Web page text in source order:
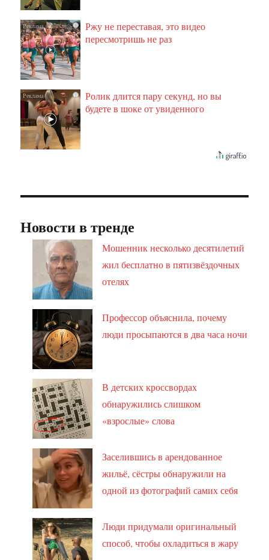
i
Ржу не переставая, это видео
пересмотришь не раз
i
Ролик длится пару секунд, но вы
будете в шоке от увиденного
Новости в тренде
Мошенник несколько десятилетий
жил бесплатно в пятизвёздочных
отелях
Профессор объяснила, почему
люди просыпаются в два часа ночи
В детских кроссвордах
обнаружились слишком
«взрослые» слова
Заселившись в арендованное
жильё, сёстры обнаружили на
одной из фотографий самих себя
Люди придумали оригинальный
способ, чтобы охладиться в жару